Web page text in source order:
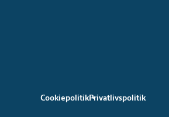
CookiepolitikPrivatlivspolitik